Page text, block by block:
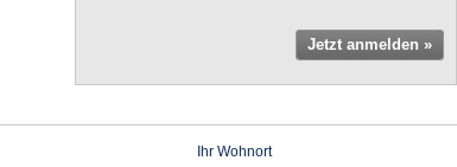
Jetzt anmelden »
Ihr Wohnort